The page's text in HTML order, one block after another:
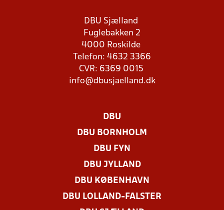
DBU Sjælland
Fuglebakken 2
4000 Roskilde
Telefon: 4632 3366
CVR: 6369 0015
info@dbusjaelland.dk
DBU
DBU BORNHOLM
DBU FYN
DBU JYLLAND
DBU KØBENHAVN
DBU LOLLAND-FALSTER